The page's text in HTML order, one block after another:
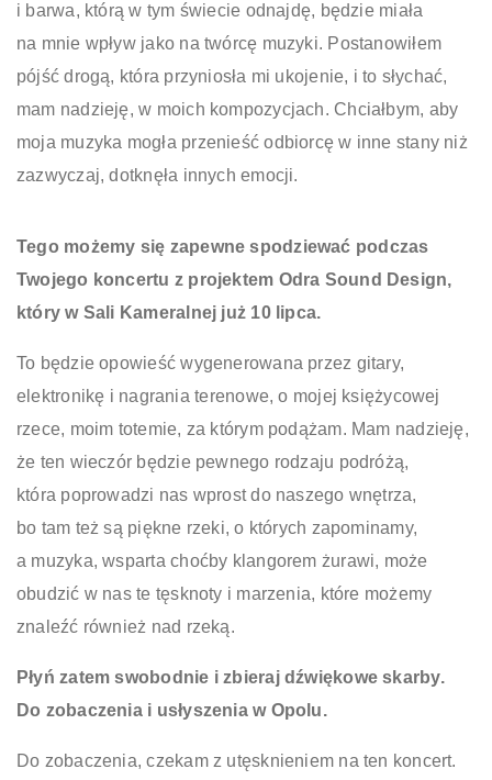
i barwa, którą w tym świecie odnajdę, będzie miała
na mnie wpływ jako na twórcę muzyki. Postanowiłem
pójść drogą, która przyniosła mi ukojenie, i to słychać,
mam nadzieję, w moich kompozycjach. Chciałbym, aby
moja muzyka mogła przenieść odbiorcę w inne stany niż
zazwyczaj, dotknęła innych emocji.
Tego możemy się zapewne spodziewać podczas
Twojego koncertu z projektem Odra Sound Design,
który w Sali Kameralnej już 10 lipca.
To będzie opowieść wygenerowana przez gitary,
elektronikę i nagrania terenowe, o mojej księżycowej
rzece, moim totemie, za którym podążam. Mam nadzieję,
że ten wieczór będzie pewnego rodzaju podróżą,
która poprowadzi nas wprost do naszego wnętrza,
bo tam też są piękne rzeki, o których zapominamy,
a muzyka, wsparta choćby klangorem żurawi, może
obudzić w nas te tęsknoty i marzenia, które możemy
znaleźć również nad rzeką.
Płyń zatem swobodnie i zbieraj dźwiękowe skarby.
Do zobaczenia i usłyszenia w Opolu.
Do zobaczenia, czekam z utęsknieniem na ten koncert.